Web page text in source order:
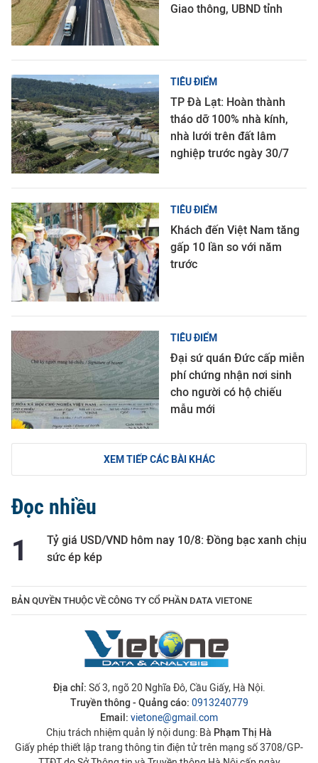
Giao thông, UBND tỉnh
TIÊU ĐIỂM
TP Đà Lạt: Hoàn thành
tháo dỡ 100% nhà kính,
nhà lưới trên đất lâm
nghiệp trước ngày 30/7
TIÊU ĐIỂM
Khách đến Việt Nam tăng
gấp 10 lần so với năm
trước
TIÊU ĐIỂM
Đại sứ quán Đức cấp miễn
phí chứng nhận nơi sinh
cho người có hộ chiếu
mẫu mới
XEM TIẾP CÁC BÀI KHÁC
Đọc nhiều
Tỷ giá USD/VND hôm nay 10/8: Đồng bạc xanh chịu
sức ép kép
BẢN QUYỀN THUỘC VỀ CÔNG TY CỔ PHẦN DATA VIETONE
Địa chỉ: Số 3, ngõ 20 Nghĩa Đô, Cầu Giấy, Hà Nội.
Truyền thông - Quảng cáo: 0913240779
Email: vietone@gmail.com
Chịu trách nhiệm quản lý nội dung: Bà Phạm Thị Hà
Giấy phép thiết lập trang thông tin điện tử trên mạng số 3708/GP-